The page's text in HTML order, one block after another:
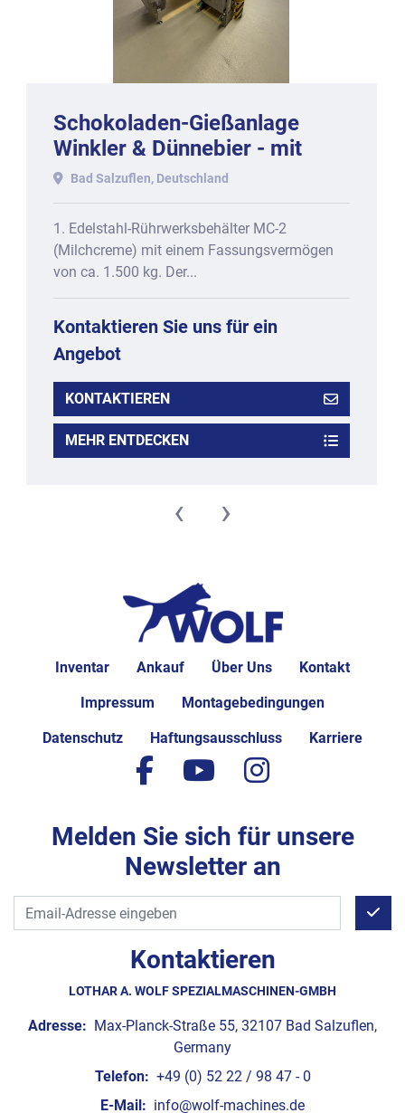
Schokoladen-Gießanlage
Winkler & Dünnebier - mit
One-Shot + Triple-Shot-
Funktion, bestehend aus
Bad Salzuflen, Deutschland
1. Edelstahl-Rührwerksbehälter MC-2
(Milchcreme) mit einem Fassungsvermögen
von ca. 1.500 kg. Der...
Kontaktieren Sie uns für ein
Angebot
KONTAKTIEREN
MEHR ENTDECKEN
‹ ›
Inventar Ankauf Über Uns Kontakt
Impressum Montagebedingungen
Datenschutz Haftungsausschluss Karriere
Kontaktieren
LOTHAR A. WOLF SPEZIALMASCHINEN-GMBH
Adresse: Max-Planck-Straße 55, 32107 Bad Salzuflen,
Germany
Telefon: +49 (0) 52 22 / 98 47 - 0
E-Mail: info@wolf-machines.de
facebook
youtubeinstagram
Melden Sie sich für unsere
Newsletter an